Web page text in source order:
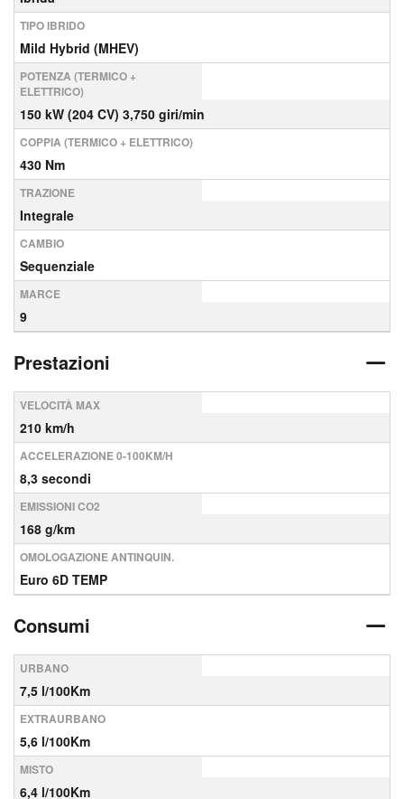
TIPO IBRIDO
Mild Hybrid (MHEV)
POTENZA (TERMICO +
ELETTRICO)
150 kW (204 CV) 3,750 giri/min
COPPIA (TERMICO + ELETTRICO)
430 Nm
TRAZIONE
Integrale
CAMBIO
Sequenziale
MARCE
9
Prestazioni
VELOCITÀ MAX
210 km/h
ACCELERAZIONE 0-100KM/H
8,3 secondi
EMISSIONI CO2
168 g/km
OMOLOGAZIONE ANTINQUIN.
Euro 6D TEMP
Consumi
URBANO
7,5 l/100Km
EXTRAURBANO
5,6 l/100Km
MISTO
6,4 l/100Km